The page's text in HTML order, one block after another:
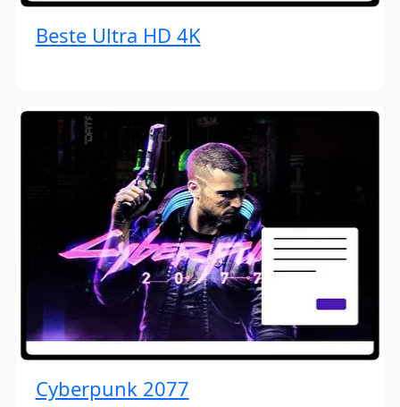
Beste Ultra HD 4K
Cyberpunk 2077